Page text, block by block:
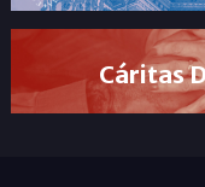
Cáritas